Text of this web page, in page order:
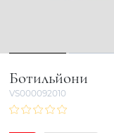
1 2
Ботильйони
VS000092010